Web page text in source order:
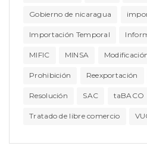
Gobierno de nicaragua
Importación Temporal
MIFIC MINSA
Prohibición Reexportación
Resolución SAC taBACO
Tratado de libre comercio